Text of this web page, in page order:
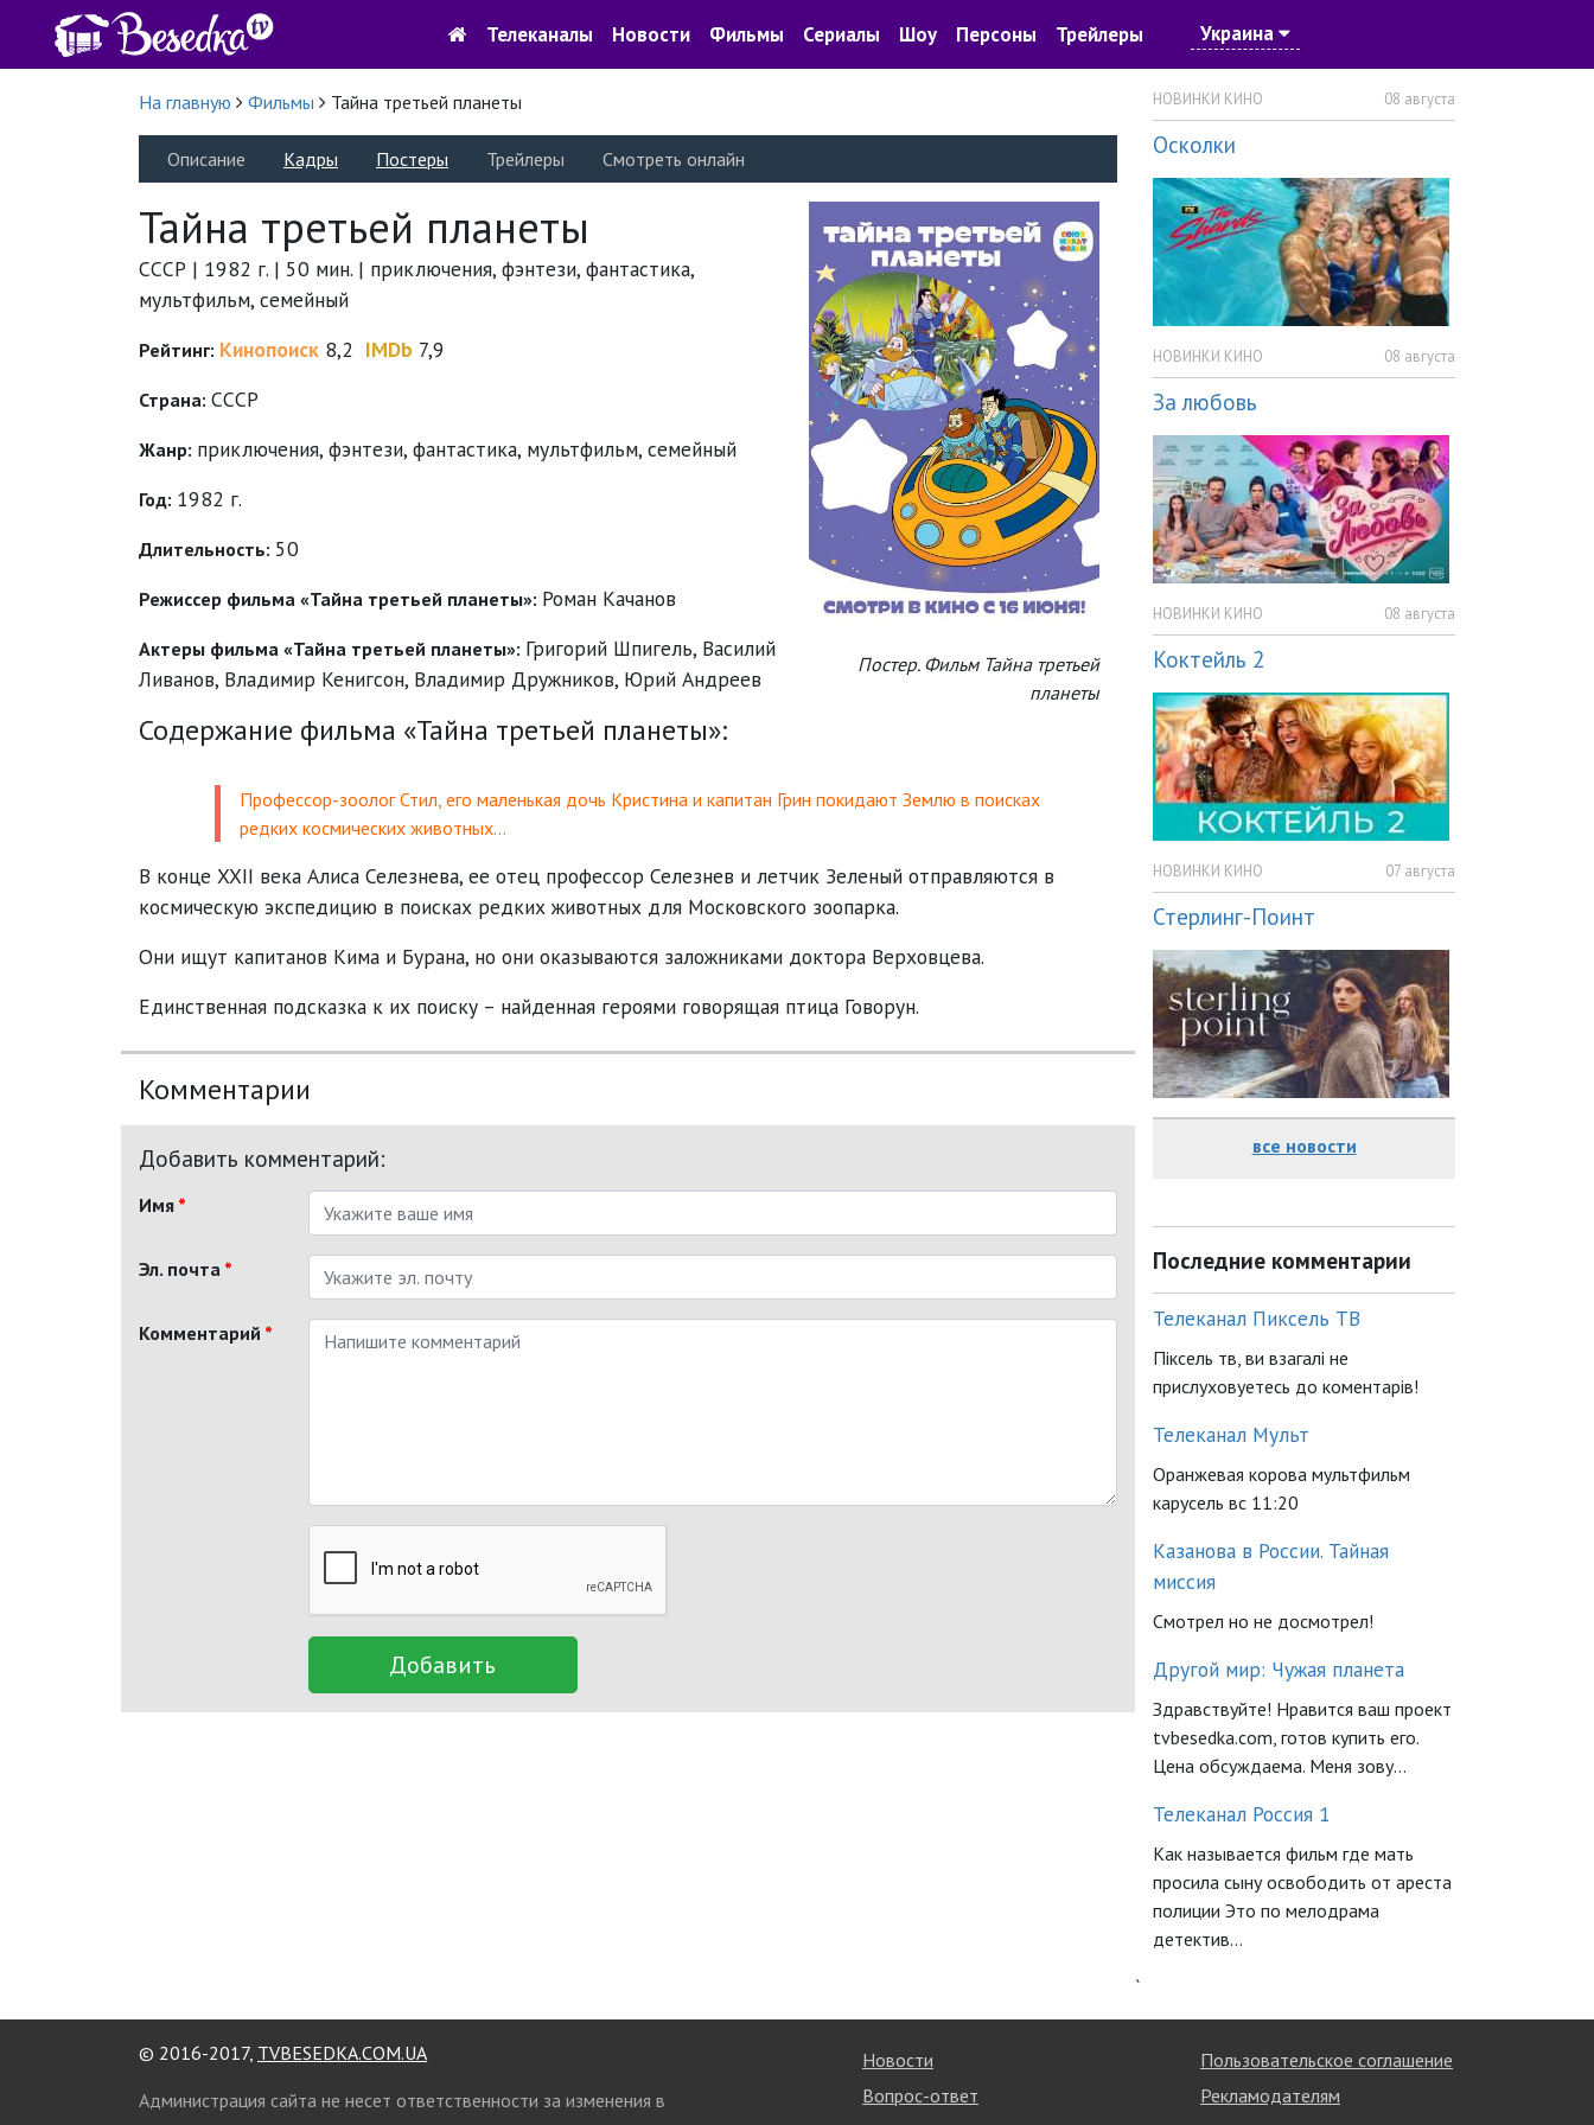
Телеканалы Новости Фильмы Сериалы Шоу Персоны Трейлеры Украина
На главную Фильмы Тайна третьей планеты
Описание Кадры Постеры Трейлеры Смотреть онлайн
Постер. Фильм Тайна третьей
планеты
Тайна третьей планеты
СССР | 1982 г. | 50 мин. | приключения, фэнтези, фантастика,
мультфильм, семейный
Рейтинг: Кинопоиск 8,2 IMDb 7,9
Страна: СССР
Жанр: приключения, фэнтези, фантастика, мультфильм, семейный
Год: 1982 г.
Длительность: 50
Режиссер фильма «Тайна третьей планеты»: Роман Качанов
Актеры фильма «Тайна третьей планеты»: Григорий Шпигель, Василий
Ливанов, Владимир Кенигсон, Владимир Дружников, Юрий Андреев
Содержание фильма «Тайна третьей планеты»:
Профессор-зоолог Стил, его маленькая дочь Кристина и капитан Грин покидают Землю в поисках
редких космических животных…
В конце XXII века Алиса Селезнева, ее отец профессор Селезнев и летчик Зеленый отправляются в
космическую экспедицию в поисках редких животных для Московского зоопарка.
Они ищут капитанов Кима и Бурана, но они оказываются заложниками доктора Верховцева.
Единственная подсказка к их поиску – найденная героями говорящая птица Говорун.
Комментарии
Добавить комментарий:
Имя *
Эл. почта *
Комментарий *
Добавить
НОВИНКИ КИНО 08 августа
Осколки
НОВИНКИ КИНО 08 августа
За любовь
НОВИНКИ КИНО 08 августа
Коктейль 2
НОВИНКИ КИНО 07 августа
Стерлинг-Поинт
все новости
Последние комментарии
Телеканал Пиксель ТВ
Піксель тв, ви взагалі не
прислуховуетесь до коментарів!
Телеканал Мульт
Оранжевая корова мультфильм
карусель вс 11:20
Казанова в России. Тайная
миссия
Смотрел но не досмотрел!
Другой мир: Чужая планета
Здравствуйте! Нравится ваш проект
tvbesedka.com, готов купить его.
Цена обсуждаема. Меня зову...
Телеканал Россия 1
Как называется фильм где мать
просила сыну освободить от ареста
полиции Это по мелодрама
детектив...
`
© 2016-2017, TVBESEDKA.COM.UA
Администрация сайта не несет ответственности за изменения в
Новости
Вопрос-ответ
Пользовательское соглашение
Рекламодателям